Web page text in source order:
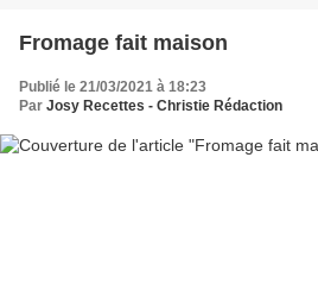
Fromage fait maison
Publié le 21/03/2021 à 18:23
Par Josy Recettes - Christie Rédaction